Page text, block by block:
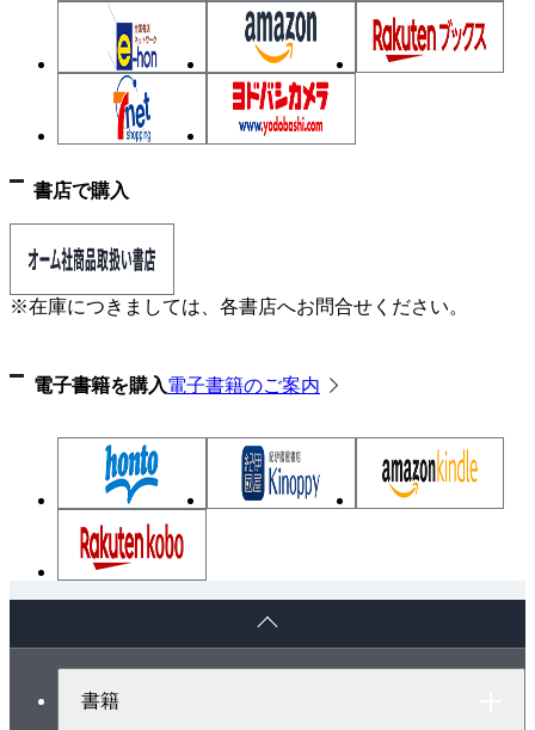
9 【参考手順】電工ナイフを使う被覆のはぎ取りか
★ミスしても諦めずに完成させることが最優先★
第5章 実践！ 作業シミュレート
2 候補問題No.12の完成イメージと施工の注意点
3 候補問題No.12で手順を詳しくシミュレート
4 技能作業の実践
候補問題No.1 模擬試験
候補問題No.3 模擬試験
候補問題No.5 模擬試験
候補問題No.6 模擬試験
候補問題No.7 模擬試験
候補問題No.8 模擬試験
候補問題No.10 模擬試験
候補問題No.12 模擬試験
書店で購入
※在庫につきましては、各書店へお問合せください。
電子書籍を購入電子書籍のご案内
書籍